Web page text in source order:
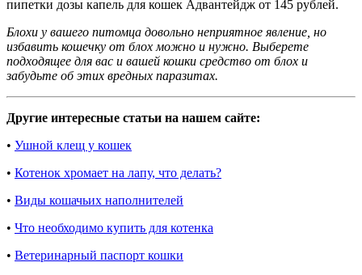
пипетки дозы капель для кошек Адвантейдж от 145 рублей.
Блохи у вашего питомца довольно неприятное явление, но
избавить кошечку от блох можно и нужно. Выберете
подходящее для вас и вашей кошки средство от блох и
забудьте об этих вредных паразитах.
Другие интересные статьи на нашем сайте:
• Ушной клещ у кошек
• Котенок хромает на лапу, что делать?
• Виды кошачьих наполнителей
• Что необходимо купить для котенка
• Ветеринарный паспорт кошки